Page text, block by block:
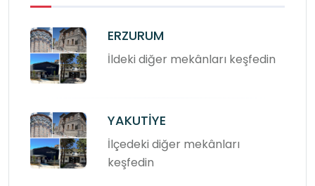
ERZURUM
İldeki diğer mekânları keşfedin
YAKUTİYE
İlçedeki diğer mekânları
keşfedin